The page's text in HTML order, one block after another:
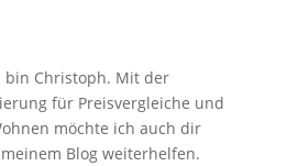
bin Christoph. Mit der
für Preisvergleiche und
möchte ich auch dir
Blog weiterhelfen.